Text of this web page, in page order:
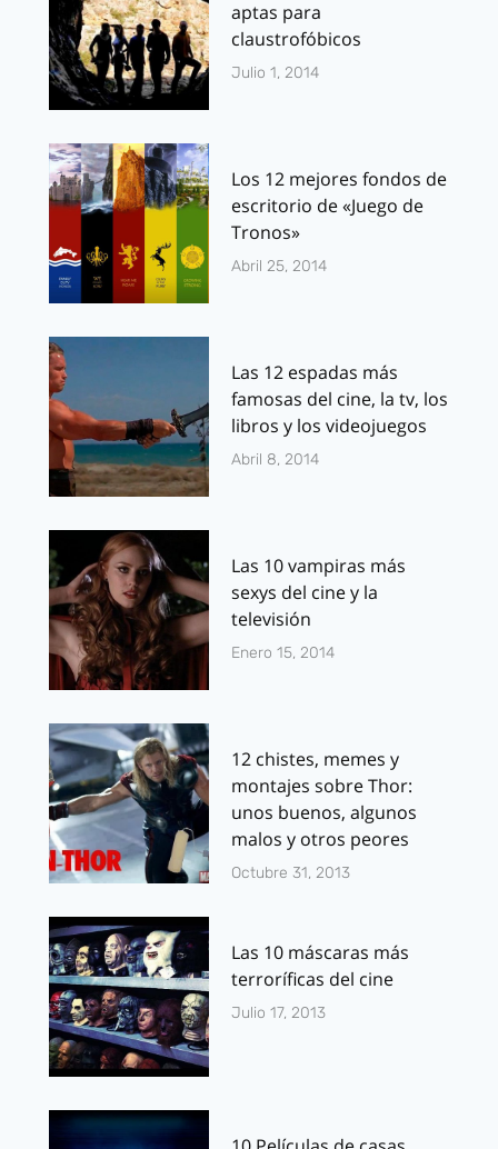
aptas para
claustrofóbicos
Julio 1, 2014
Los 12 mejores fondos de
escritorio de «Juego de
Tronos»
Abril 25, 2014
Las 12 espadas más
famosas del cine, la tv, los
libros y los videojuegos
Abril 8, 2014
Las 10 vampiras más
sexys del cine y la
televisión
Enero 15, 2014
12 chistes, memes y
montajes sobre Thor:
unos buenos, algunos
malos y otros peores
Octubre 31, 2013
Las 10 máscaras más
terroríficas del cine
Julio 17, 2013